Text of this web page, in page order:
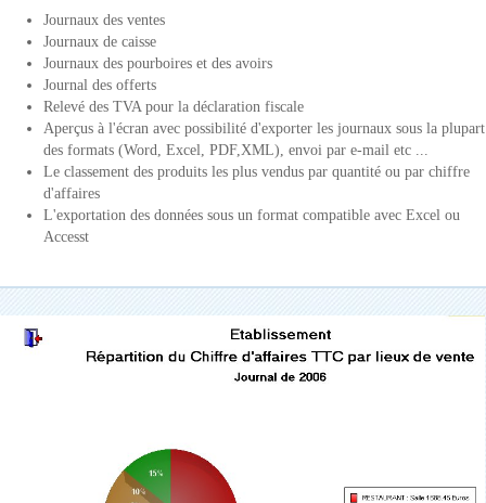
Journaux des ventes
Journaux de caisse
Journaux des pourboires et des avoirs
Journal des offerts
Relevé des TVA pour la déclaration fiscale
Aperçus à l'écran avec possibilité d'exporter les journaux sous la plupart
des formats (Word, Excel, PDF,XML), envoi par e-mail etc ...
Le classement des produits les plus vendus par quantité ou par chiffre
d'affaires
L'exportation des données sous un format compatible avec Excel ou
Accesst